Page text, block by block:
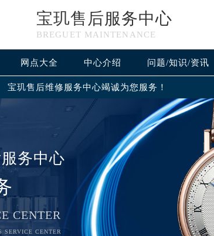
宝玑售后服务中心
BREGUET MAINTENANCE
网点大全 中心介绍 问题/知识/资讯
宝玑售后维修服务中心竭诚为您服务！
务中心
CENTER
SERVICE CENTER